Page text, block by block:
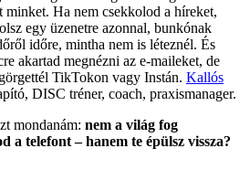
minket. Ha nem csekkolod a híreket,
egy üzenetre azonnal, bunkónak
időre, mintha nem is léteznél. És
akartad megnézni az e-maileket, de
TikTokon vagy Instán. Kallós
DISC tréner, coach, praxismanager.
mondanám: nem a világ fog
a telefont – hanem te épülsz vissza?